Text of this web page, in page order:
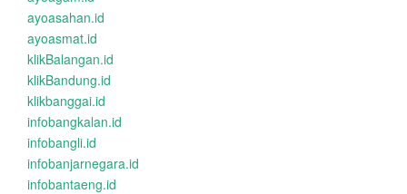
ayoasahan.id
ayoasmat.id
klikBalangan.id
klikBandung.id
klikbanggai.id
infobangkalan.id
infobangli.id
infobanjarnegara.id
infobantaeng.id